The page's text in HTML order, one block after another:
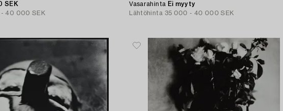
SEK
40 000 SEK
Vasarahinta Ei myyty
Lähtöhinta 35 000 - 40 000 SEK